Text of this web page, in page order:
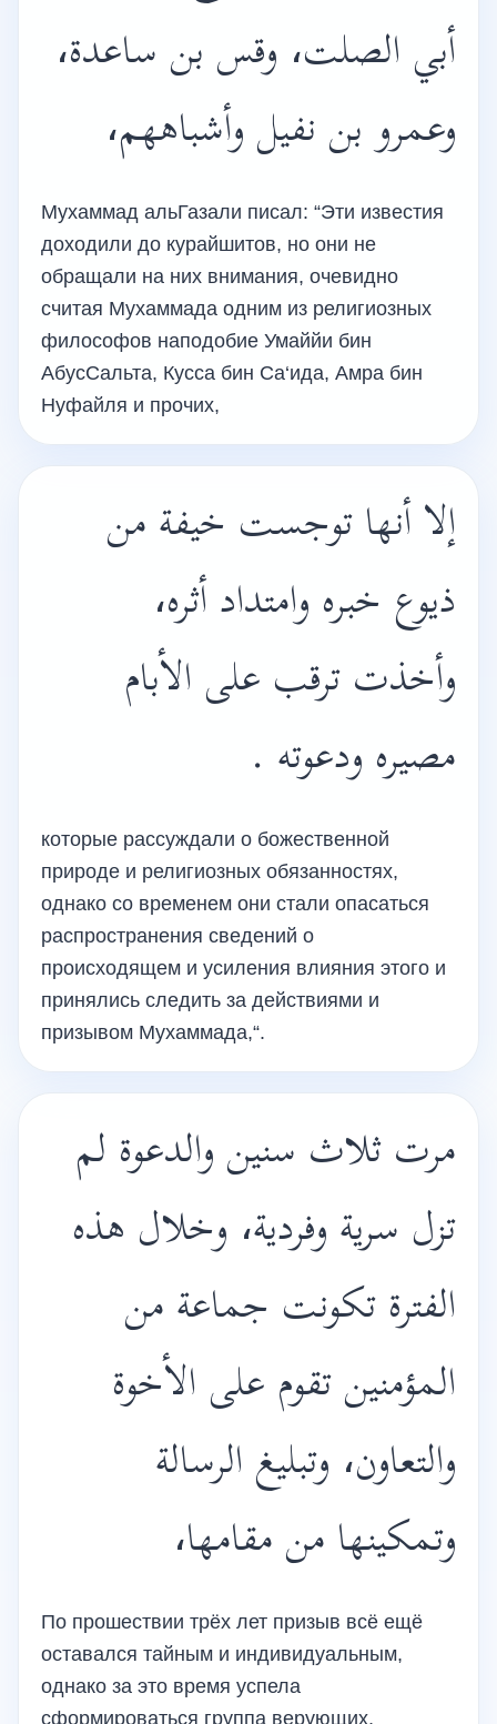
أبي الصلت، وقس بن ساعدة،
وعمرو بن نفيل وأشباههم،
Мухаммад альГазали писал: “Эти известия
доходили до курайшитов, но они не
обращали на них внимания, очевидно
считая Мухаммада одним из религиозных
философов наподобие Умаййи бин
АбусСальта, Кусса бин Са‘ида, Амра бин
Нуфайля и прочих,
إلا أنها توجست خيفة من
ذيوع خبره وامتداد أثره،
وأخذت ترقب على الأبام
مصيره ودعوته .
которые рассуждали о божественной
природе и религиозных обязанностях,
однако со временем они стали опасаться
распространения сведений о
происходящем и усиления влияния этого и
принялись следить за действиями и
призывом Мухаммада,“.
مرت ثلاث سنين والدعوة لم
تزل سرية وفردية، وخلال هذه
الفترة تكونت جماعة من
المؤمنين تقوم على الأخوة
والتعاون، وتبليغ الرسالة
وتمكينها من مقامها،
По прошествии трёх лет призыв всё ещё
оставался тайным и индивидуальным,
однако за это время успела
сформироваться группа верующих,